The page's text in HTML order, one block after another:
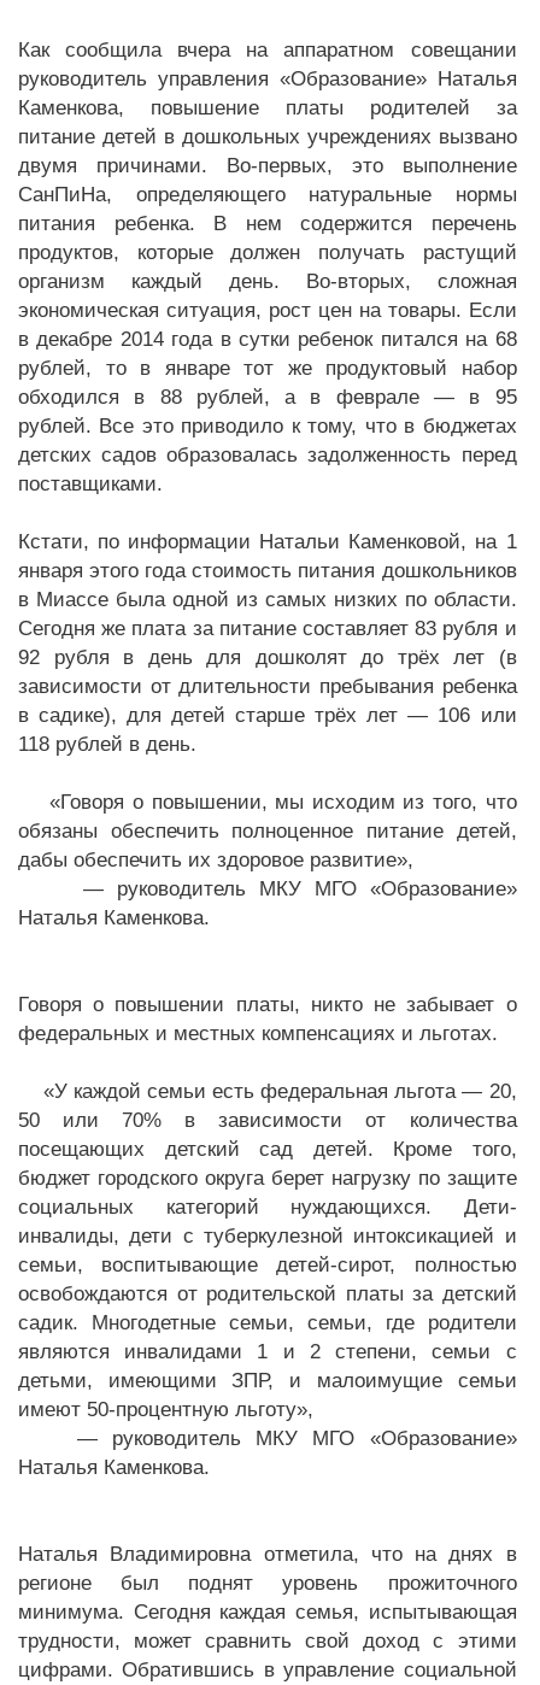
Как сообщила вчера на аппаратном совещании
руководитель управления «Образование» Наталья
Каменкова, повышение платы родителей за
питание детей в дошкольных учреждениях вызвано
двумя причинами. Во-первых, это выполнение
СанПиНа, определяющего натуральные нормы
питания ребенка. В нем содержится перечень
продуктов, которые должен получать растущий
организм каждый день. Во-вторых, сложная
экономическая ситуация, рост цен на товары. Если
в декабре 2014 года в сутки ребенок питался на 68
рублей, то в январе тот же продуктовый набор
обходился в 88 рублей, а в феврале — в 95
рублей. Все это приводило к тому, что в бюджетах
детских садов образовалась задолженность перед
поставщиками.
Кстати, по информации Натальи Каменковой, на 1
января этого года стоимость питания дошкольников
в Миассе была одной из самых низких по области.
Сегодня же плата за питание составляет 83 рубля и
92 рубля в день для дошколят до трёх лет (в
зависимости от длительности пребывания ребенка
в садике), для детей старше трёх лет — 106 или
118 рублей в день.
«Говоря о повышении, мы исходим из того, что
обязаны обеспечить полноценное питание детей,
дабы обеспечить их здоровое развитие»,
— руководитель МКУ МГО «Образование»
Наталья Каменкова.
Говоря о повышении платы, никто не забывает о
федеральных и местных компенсациях и льготах.
«У каждой семьи есть федеральная льгота — 20,
50 или 70% в зависимости от количества
посещающих детский сад детей. Кроме того,
бюджет городского округа берет нагрузку по защите
социальных категорий нуждающихся. Дети-
инвалиды, дети с туберкулезной интоксикацией и
семьи, воспитывающие детей-сирот, полностью
освобождаются от родительской платы за детский
садик. Многодетные семьи, семьи, где родители
являются инвалидами 1 и 2 степени, семьи с
детьми, имеющими ЗПР, и малоимущие семьи
имеют 50-процентную льготу»,
— руководитель МКУ МГО «Образование»
Наталья Каменкова.
Наталья Владимировна отметила, что на днях в
регионе был поднят уровень прожиточного
минимума. Сегодня каждая семья, испытывающая
трудности, может сравнить свой доход с этими
цифрами. Обратившись в управление социальной